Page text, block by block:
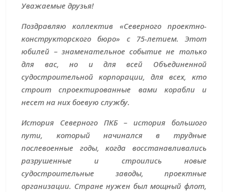
Уважаемые друзья!
Поздравляю коллектив «Северного проектно-
конструкторского бюро» с 75-летием. Этот
юбилей – знаменательное событие не только
для вас, но и для всей Объединенной
судостроительной корпорации, для всех, кто
строит спроектированные вами корабли и
несет на них боевую службу.
История Северного ПКБ – история большого
пути, который начинался в трудные
послевоенные годы, когда восстанавливались
разрушенные и строились новые
судостроительные заводы, проектные
организации. Стране нужен был мощный флот,